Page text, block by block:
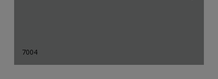
7004